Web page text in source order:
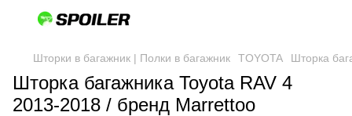
Шторки в багажник | Полки в багажник TOYOTA Шторка
Шторка багажника Toyota RAV 4
2013-2018 / бренд Marrettoo